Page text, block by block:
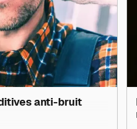
anti-bruit